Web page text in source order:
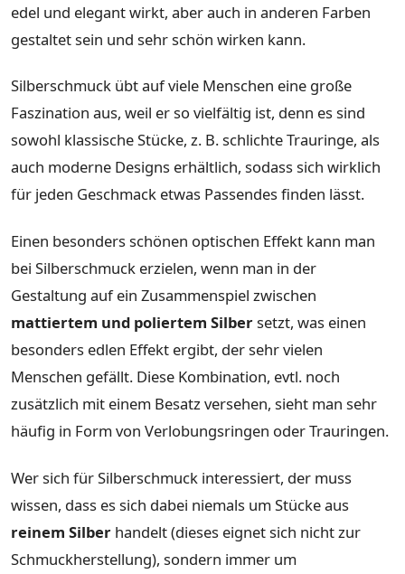
edel und elegant wirkt, aber auch in anderen Farben
gestaltet sein und sehr schön wirken kann.
Silberschmuck übt auf viele Menschen eine große
Faszination aus, weil er so vielfältig ist, denn es sind
sowohl klassische Stücke, z. B. schlichte Trauringe, als
auch moderne Designs erhältlich, sodass sich wirklich
für jeden Geschmack etwas Passendes finden lässt.
Einen besonders schönen optischen Effekt kann man
bei Silberschmuck erzielen, wenn man in der
Gestaltung auf ein Zusammenspiel zwischen
mattiertem und poliertem Silbersetzt, was einen
besonders edlen Effekt ergibt, der sehr vielen
Menschen gefällt. Diese Kombination, evtl. noch
zusätzlich mit einem Besatz versehen, sieht man sehr
häufig in Form von Verlobungsringen oder Trauringen.
Wer sich für Silberschmuck interessiert, der muss
wissen, dass es sich dabei niemals um Stücke aus
reinem Silber handelt (dieses eignet sich nicht zur
Schmuckherstellung), sondern immer um